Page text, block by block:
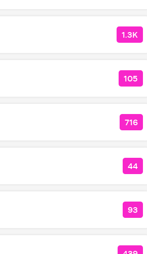
1.3K
105
716
44
93